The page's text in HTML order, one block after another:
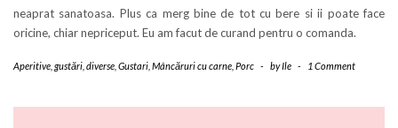
neaprat sanatoasa. Plus ca merg bine de tot cu bere si ii poate face
oricine, chiar nepriceput. Eu am facut de curand pentru o comanda.
Aperitive, gustări, diverse Gustari Mâncăruri cu carne Porc - byIle - 1 Comment